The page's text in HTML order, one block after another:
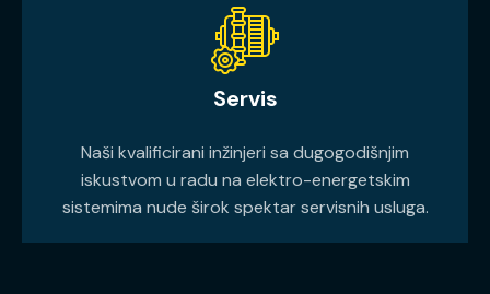
Servis
Naši kvalificirani inžinjeri sa dugogodišnjim
iskustvom u radu na elektro-energetskim
sistemima nude širok spektar servisnih usluga.